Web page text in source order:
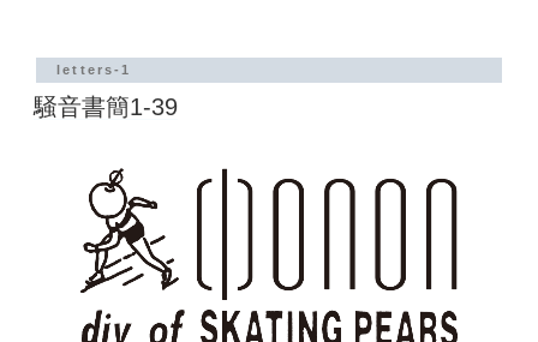
letters-1
騒音書簡1-39